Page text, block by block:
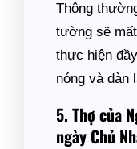
Thông
tường sẽ
thực hiện
nóng và dàn
5. Thợ của
ngày Chủ